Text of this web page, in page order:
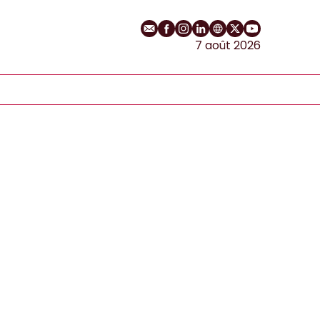
E-mailProfil Facebook
Profil Instagram
Profil LinkedIn
Site web
Profil Twitter
Chaîne
7 août 2026